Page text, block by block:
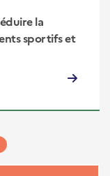
la
sportifs et